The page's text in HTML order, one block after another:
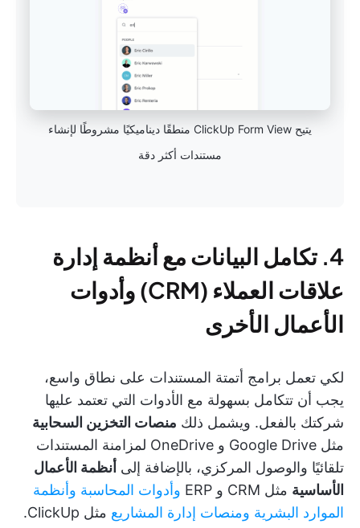
يتيح ClickUp Form View منطقًا ديناميكيًا مشروطًا لإنشاء
مستندات أكثر دقة
4. تكامل البيانات مع أنظمة إدارة
علاقات العملاء (CRM) وأدوات
الأعمال الأخرى
لكي تعمل برامج أتمتة المستندات على نطاق واسع،
يجب أن تتكامل بسهولة مع الأدوات التي تعتمد عليها
شركتك بالفعل. ويشمل ذلك منصات التخزين السحابية
مثل Google Drive و OneDrive لمزامنة المستندات
تلقائيًا والوصول المركزي، بالإضافة إلى أنظمة الأعمال
الأساسية مثل CRM و ERP وأدوات المحاسبة وأنظمة
الموارد البشرية ومنصات إدارة المشاريع مثل ClickUp.